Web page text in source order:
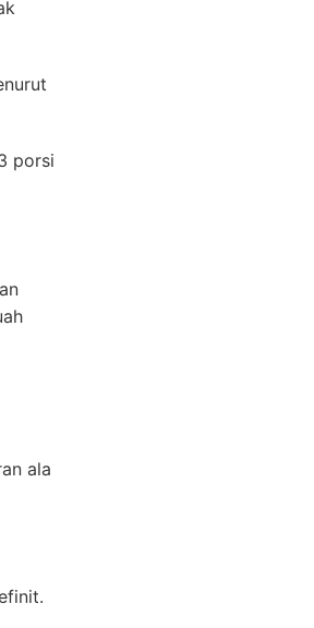
porsi
ala